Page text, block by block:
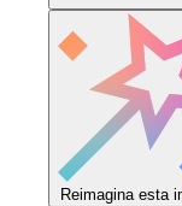
Reimagina esta